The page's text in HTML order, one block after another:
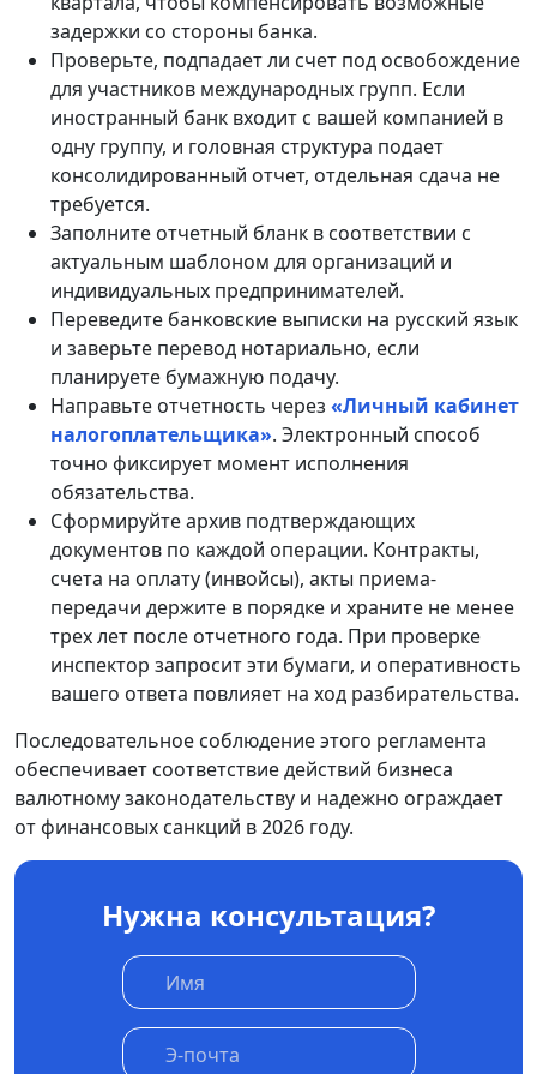
задержки со стороны банка.
Проверьте, подпадает ли счет под освобождение
для участников международных групп. Если
иностранный банк входит с вашей компанией в
одну группу, и головная структура подает
консолидированный отчет, отдельная сдача не
требуется.
Заполните отчетный бланк в соответствии с
актуальным шаблоном для организаций и
индивидуальных предпринимателей.
Переведите банковские выписки на русский язык
и заверьте перевод нотариально, если
планируете бумажную подачу.
Направьте отчетность через «Личный кабинет
налогоплательщика». Электронный способ
точно фиксирует момент исполнения
обязательства.
Сформируйте архив подтверждающих
документов по каждой операции. Контракты,
счета на оплату (инвойсы), акты приема-
передачи держите в порядке и храните не менее
трех лет после отчетного года. При проверке
инспектор запросит эти бумаги, и оперативность
вашего ответа повлияет на ход разбирательства.
Последовательное соблюдение этого регламента
обеспечивает соответствие действий бизнеса
валютному законодательству и надежно ограждает
от финансовых санкций в 2026 году.
Нужна консультация?